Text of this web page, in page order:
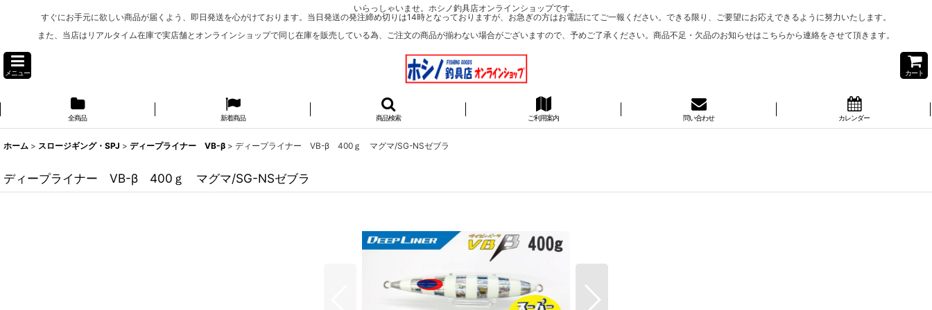
いらっしゃいませ。ホシノ釣具店オンラインショップです。
すぐにお手元に欲しい商品が届くよう、即日発送を心がけております。当日発送の発注締め切りは14時となっておりますが、お急ぎの方はお電話にてご一報ください。できる限り、ご要望にお応えできるように努力いたします。
また、当店はリアルタイム在庫で実店舗とオンラインショップで同じ在庫を販売している為、ご注文の商品が揃わない場合がございますので、予めご了承ください。商品不足・欠品のお知らせはこちらから連絡をさせて頂きます。
メニュー カート
全商品 新着商品 商品検索 ご利用案内 問い合わせ カレンダー
ホーム > スロージギング・SPJ > ディープライナー VB-β > ディープライナー VB-β 400ｇ マグマ/SG-NSゼブラ
ディープライナー VB-β 400ｇ マグマ/SG-NSゼブラ